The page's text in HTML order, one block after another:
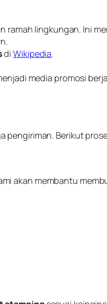
ramah lingkungan. Ini
diWikipedia.
media promosi
Berikut
akan membantu